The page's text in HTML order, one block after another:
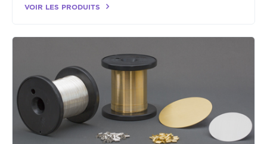
VOIR LES PRODUITS